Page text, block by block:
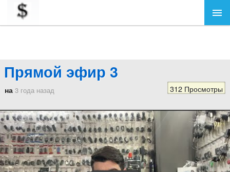
Прямой эфир 3
на 3 года назад 312 Просмотры